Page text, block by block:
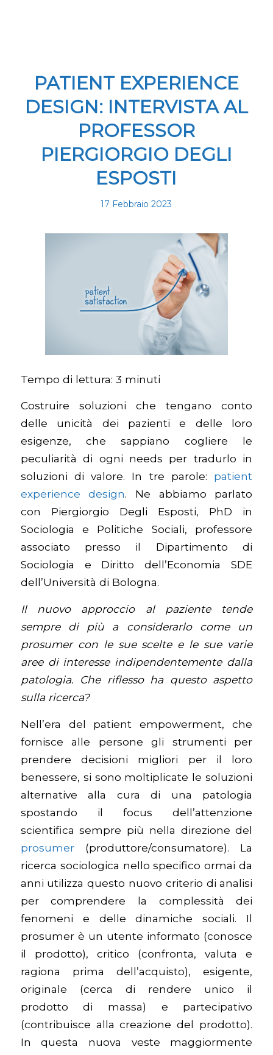
PATIENT EXPERIENCE
DESIGN: INTERVISTA AL
PROFESSOR
PIERGIORGIO DEGLI
ESPOSTI
17 Febbraio 2023
Tempo di lettura: 3 minuti
Costruire soluzioni che tengano conto
delle unicità dei pazienti e delle loro
esigenze, che sappiano cogliere le
peculiarità di ogni needs per tradurlo in
soluzioni di valore. In tre parole: patient
experience design. Ne abbiamo parlato
con Piergiorgio Degli Esposti, PhD in
Sociologia e Politiche Sociali, professore
associato presso il Dipartimento di
Sociologia e Diritto dell’Economia SDE
dell’Università di Bologna.
Il nuovo approccio al paziente tende
sempre di più a considerarlo come un
prosumer con le sue scelte e le sue varie
aree di interesse indipendentemente dalla
patologia. Che riflesso ha questo aspetto
sulla ricerca?
Nell’era del patient empowerment, che
fornisce alle persone gli strumenti per
prendere decisioni migliori per il loro
benessere, si sono moltiplicate le soluzioni
alternative alla cura di una patologia
spostando il focus dell’attenzione
scientifica sempre più nella direzione del
prosumer(produttore/consumatore). La
ricerca sociologica nello specifico ormai da
anni utilizza questo nuovo criterio di analisi
per comprendere la complessità dei
fenomeni e delle dinamiche sociali. Il
prosumer è un utente informato (conosce
il prodotto), critico (confronta, valuta e
ragiona prima dell’acquisto), esigente,
originale (cerca di rendere unico il
prodotto di massa) e partecipativo
(contribuisce alla creazione del prodotto).
In questa nuova veste maggiormente